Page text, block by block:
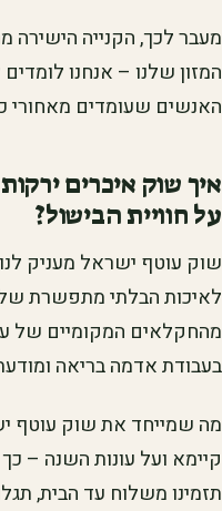
מעבר לכך, הקנייה
המזון שלנו – אנחנו
האנשים שעומדים מאחורי
איך שוק איכרים
על חוויית הבישול?
שוק עוטף ישראל מעניק
לאיכות הבלתי מתפשרת
מהחקלאים המקומיים של
בעבודת אדמה בריאה
מה שמייחד את שוק עוטף
קיימא ועל עונות השנה –
תזמינו משלוח עד הבית,